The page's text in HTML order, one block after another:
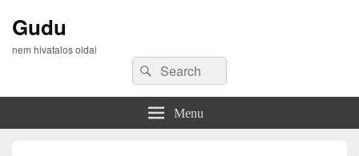
Gudu
nem hivatalos oldal
Search
for:
Search
Menu